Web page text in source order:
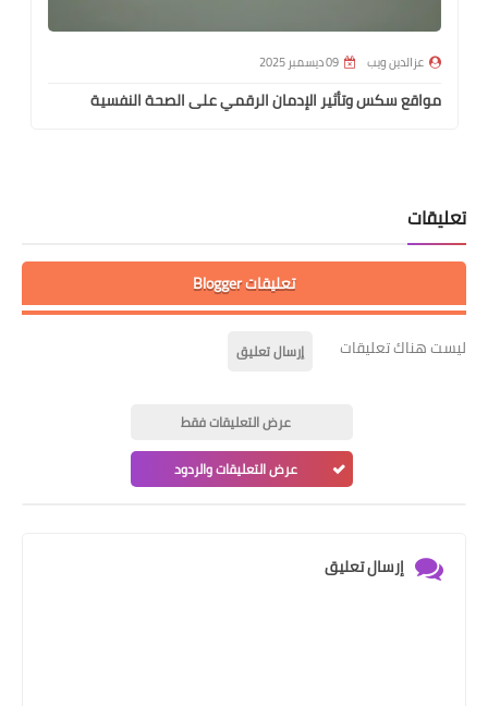
عزالدين ويب 09 ديسمبر 2025
مواقع سكس وتأثير الإدمان الرقمي على الصحة النفسية
تعليقات
تعليقات Blogger
ليست هناك تعليقات إرسال تعليق
عرض التعليقات فقط
عرض التعليقات والردود
إرسال تعليق